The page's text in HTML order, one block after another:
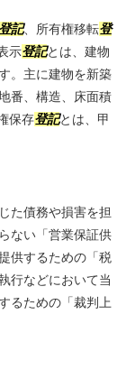
登記、所有権移転登
示登記とは、建物
。主に建物を新築
番、構造、床面積
保存登記とは、甲
た債務や損害を担
ない「営業保証供
供するための「税
行などにおいて当
るための「裁判上